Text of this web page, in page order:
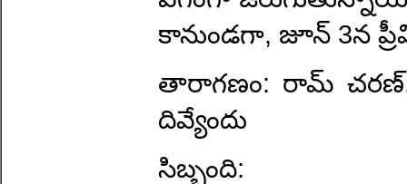
కానుండగా, జూన్ 3న
తారాగణం: రామ్ చరణ్,
దివ్యేందు
సిబ్బంది: